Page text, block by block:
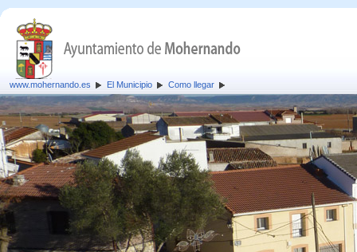
www.mohernando.es El Municipio Como llegar